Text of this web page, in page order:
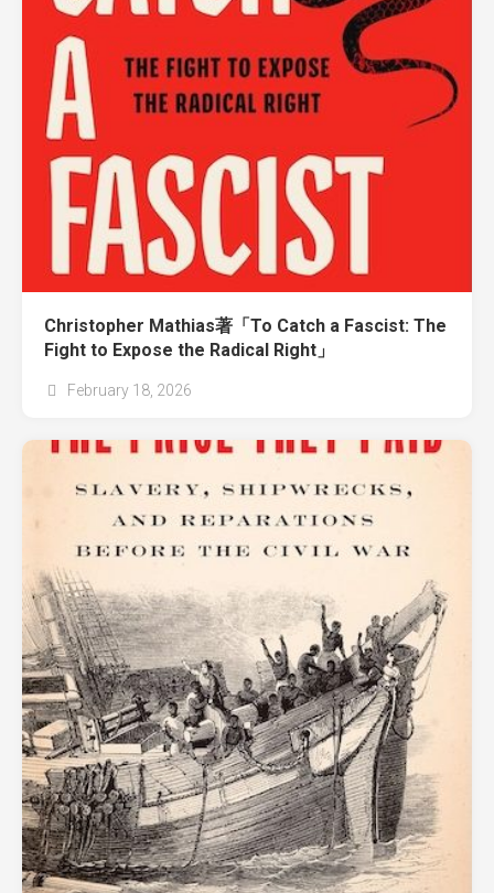
Christopher Mathias著「To Catch a Fascist: The
Fight to Expose the Radical Right」
February 18, 2026